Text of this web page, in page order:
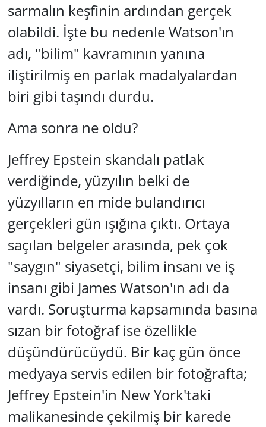
sarmalın keşfinin ardından gerçek
olabildi. İşte bu nedenle Watson'ın
adı, "bilim" kavramının yanına
iliştirilmiş en parlak madalyalardan
biri gibi taşındı durdu.
Ama sonra ne oldu?
Jeffrey Epstein skandalı patlak
verdiğinde, yüzyılın belki de
yüzyılların en mide bulandırıcı
gerçekleri gün ışığına çıktı. Ortaya
saçılan belgeler arasında, pek çok
"saygın" siyasetçi, bilim insanı ve iş
insanı gibi James Watson'ın adı da
vardı. Soruşturma kapsamında basına
sızan bir fotoğraf ise özellikle
düşündürücüydü. Bir kaç gün önce
medyaya servis edilen bir fotoğrafta;
Jeffrey Epstein'in New York'taki
malikanesinde çekilmiş bir karede
SİYASET
SPOR
Yerel